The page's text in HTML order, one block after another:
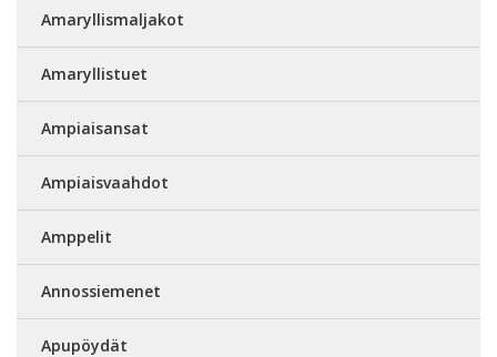
Amaryllismaljakot
Amaryllistuet
Ampiaisansat
Ampiaisvaahdot
Amppelit
Annossiemenet
Apupöydät